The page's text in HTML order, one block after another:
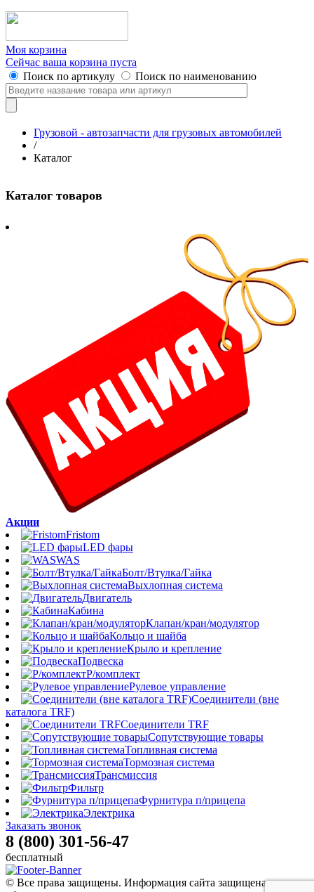
Моя корзина
Сейчас ваша корзина пуста
Поиск по артикулу
Поиск по наименованию
Грузовой - автозапчасти для грузовых автомобилей
/
Каталог
Каталог товаров
Акции
Fristom
LED фары
WAS
Болт/Втулка/Гайка
Выхлопная система
Двигатель
Кабина
Клапан/кран/модулятор
Кольцо и шайба
Крыло и крепление
Подвеска
Р/комплект
Рулевое управление
Соединители (вне
каталога TRF)
Соединители TRF
Сопутствующие товары
Топливная система
Тормозная система
Трансмиссия
Фильтр
Фурнитура п/прицепа
Электрика
Заказать звонок
8 (800) 301-56-47
бесплатный
© Все права защищены. Информация сайта защищена законом